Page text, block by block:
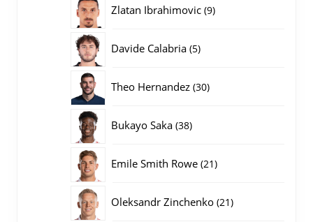
Zlatan Ibrahimovic 99
Davide Calabria 55
Theo Hernandez 3030
Bukayo Saka 3838
Emile Smith Rowe 2121
Oleksandr Zinchenko 2121